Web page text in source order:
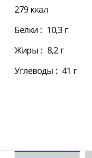
279 ккал
Белки : 10,3 г
Жиры : 8,2 г
Углеводы : 41 г